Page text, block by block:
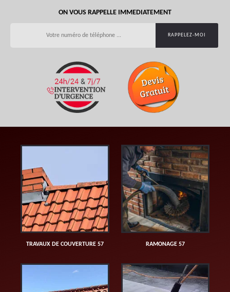
ON VOUS RAPPELLE IMMEDIATEMENT
TRAVAUX DE COUVERTURE 57 RAMONAGE 57